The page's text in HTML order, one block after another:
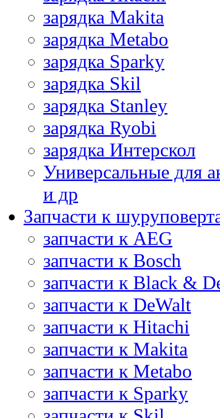
зарядка Makita
зарядка Metabo
зарядка Sparky
зарядка Skil
зарядка Stanley
зарядка Ryobi
зарядка Интерскол
Универсальные для
и др
Запчасти к
запчасти к AEG
запчасти к Bosch
запчасти к Black &
запчасти к DeWalt
запчасти к Hitachi
запчасти к Makita
запчасти к Metabo
запчасти к Sparky